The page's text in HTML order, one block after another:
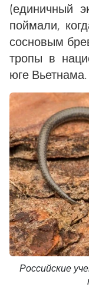
(единичный
поймали,
сосновым
тропы в
юге Вьетнама.
Российские